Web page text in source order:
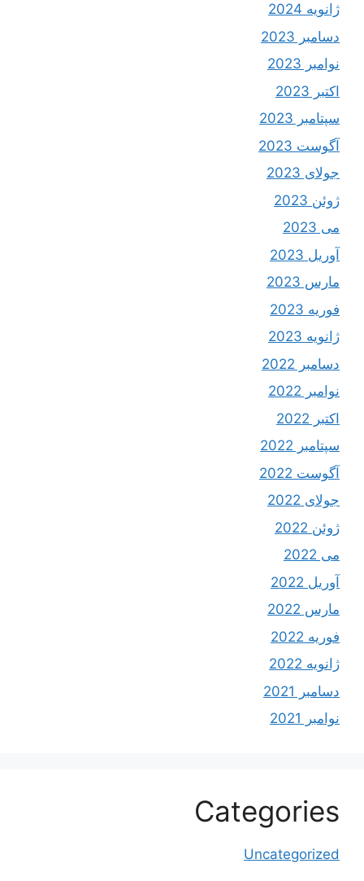
ژانویه 2024
دسامبر 2023
نوامبر 2023
اکتبر 2023
سپتامبر 2023
آگوست 2023
جولای 2023
ژوئن 2023
می 2023
آوریل 2023
مارس 2023
فوریه 2023
ژانویه 2023
دسامبر 2022
نوامبر 2022
اکتبر 2022
سپتامبر 2022
آگوست 2022
جولای 2022
ژوئن 2022
می 2022
آوریل 2022
مارس 2022
فوریه 2022
ژانویه 2022
دسامبر 2021
نوامبر 2021
Categories
Uncategorized